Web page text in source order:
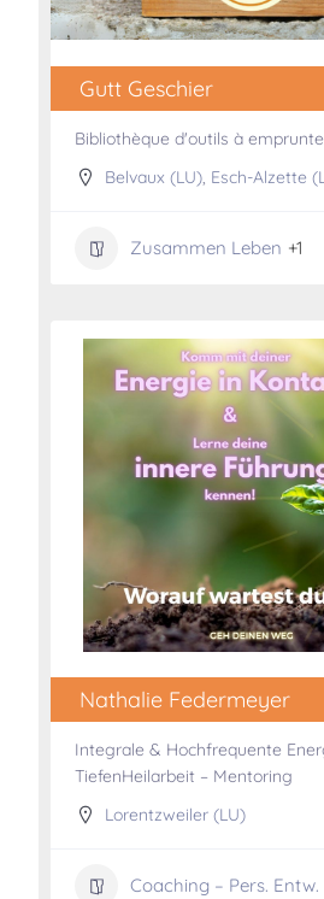
Gutt Geschier
Bibliothèque d'outils à
Belvaux (LU), Esch-Alzette
Zusammen Leben +1
Nathalie Federmeyer
Integrale & Hochfrequente
TiefenHeilarbeit – Mentoring
Lorentzweiler (LU)
Coaching – Pers. Entw.